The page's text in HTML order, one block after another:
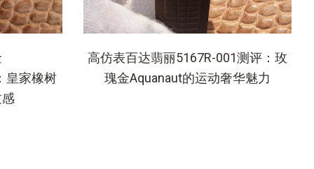
皇家橡树
高仿表百达翡丽5167R-001测评：玫
瑰金Aquanaut的运动奢华魅力